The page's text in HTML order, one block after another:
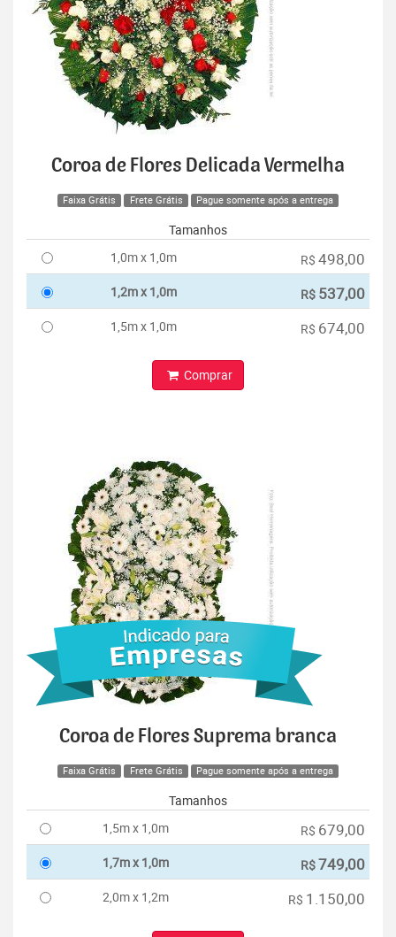
Coroa de Flores Delicada Vermelha
Faixa Grátis Frete Grátis Pague somente após a entrega
Tamanhos
1,0m x 1,0m
R$ 498,00
1,2m x 1,0m R$ 537,00
1,5m x 1,0m R$ 674,00
Comprar
Coroa de Flores Suprema branca
Faixa Grátis Frete Grátis Pague somente após a entrega
Tamanhos
1,5m x 1,0m
R$ 679,00
1,7m x 1,0m R$749,00
2,0m x 1,2m R$ 1.150,00